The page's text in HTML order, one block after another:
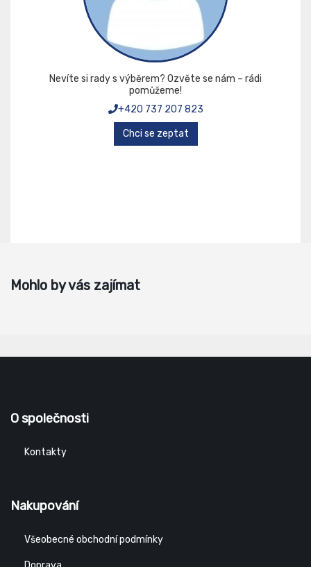
Nevíte si rady s výběrem? Ozvěte se nám – rádi
pomůžeme!
+420 737 207 823
Chci se zeptat
Mohlo by vás zajímat
O společnosti
Kontakty
Nakupování
Všeobecné obchodní podmínky